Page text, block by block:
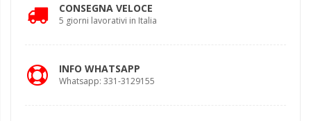
CONSEGNA VELOCE
5 giorni lavorativi in Italia
INFO WHATSAPP
Whatsapp: 331-3129155